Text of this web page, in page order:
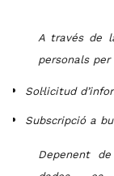
A través de
personals
Sol·licitud
Subscripció a
Depenent